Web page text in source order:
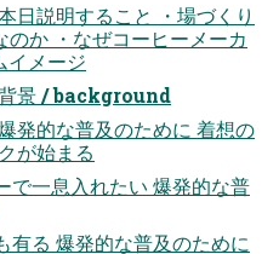
日説明すること ・場づくり
か ・なぜコーヒーメーカ
イメージ
景 / background
発的な普及のために 着想の
が始まる
で一息入れたい 爆発的な普
有る 爆発的な普及のために